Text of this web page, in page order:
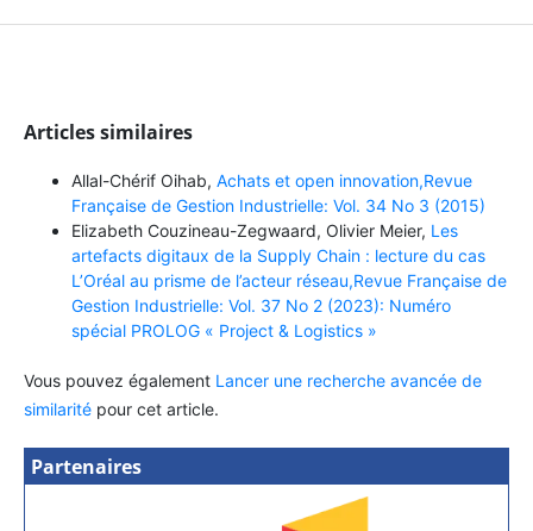
Articles similaires
Allal-Chérif Oihab, Achats et open innovation,Revue
Française de Gestion Industrielle: Vol. 34 No 3 (2015)
Elizabeth Couzineau-Zegwaard, Olivier Meier, Les
artefacts digitaux de la Supply Chain : lecture du cas
L’Oréal au prisme de l’acteur réseau,Revue Française de
Gestion Industrielle: Vol. 37 No 2 (2023): Numéro
spécial PROLOG « Project & Logistics »
Vous pouvez également Lancer une recherche avancée de
similaritépour cet article.
Partenaires